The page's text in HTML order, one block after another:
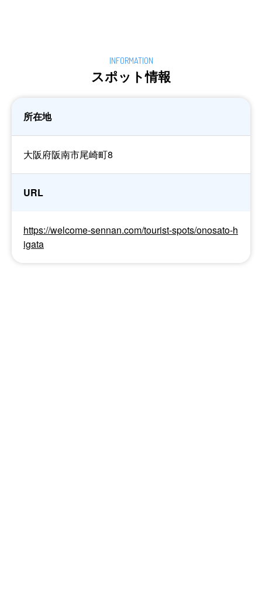
スポット情報
所在地
大阪府阪南市尾崎町8
URL
https://welcome-sennan.com/tourist-spots/onosato-h
igata